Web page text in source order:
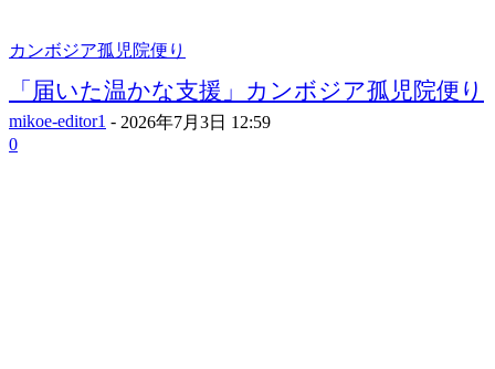
カンボジア孤児院便り
「届いた温かな支援」カンボジア孤児院便り
mikoe-editor1 - 2026年7月3日 12:59
0